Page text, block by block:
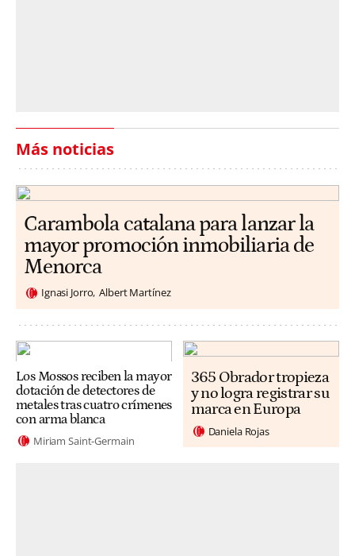
Más noticias
Carambola catalana para lanzar la
mayor promoción inmobiliaria de
Menorca
Ignasi Jorro Albert Martínez
Los Mossos reciben la mayor
dotación de detectores de
metales tras cuatro crímenes
con arma blanca
Miriam Saint-Germain
365 Obrador tropieza
y no logra registrar su
marca en Europa
Daniela Rojas